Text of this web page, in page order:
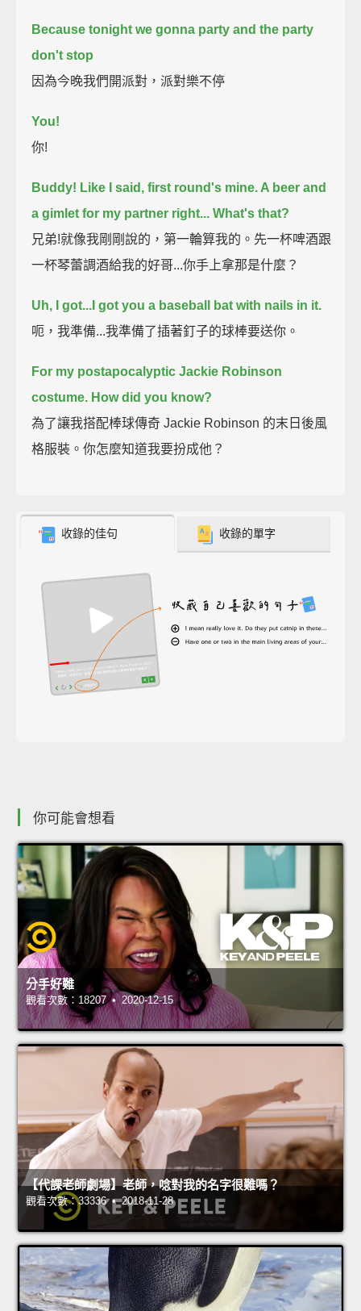
Because tonight we gonna party and the party
don't stop
因為今晚我們開派對，派對樂不停
You!
你!
Buddy! Like I said, first round's mine. A beer and
a gimlet for my partner right... What's that?
兄弟!就像我剛剛說的，第一輪算我的。先一杯啤酒跟
一杯琴蕾調酒給我的好哥...你手上拿那是什麼？
Uh, I got...I got you a baseball bat with nails in it.
呃，我準備...我準備了插著釘子的球棒要送你。
For my postapocalyptic Jackie Robinson
costume. How did you know?
為了讓我搭配棒球傳奇 Jackie Robinson 的末日後風
格服裝。你怎麼知道我要扮成他？
收錄的佳句 收錄的單字
你可能會想看
分手好難
觀看次數：18207 • 2020-12-15
【代課老師劇場】老師，唸對我的名字很難嗎？
觀看次數：33336 • 2018-11-28